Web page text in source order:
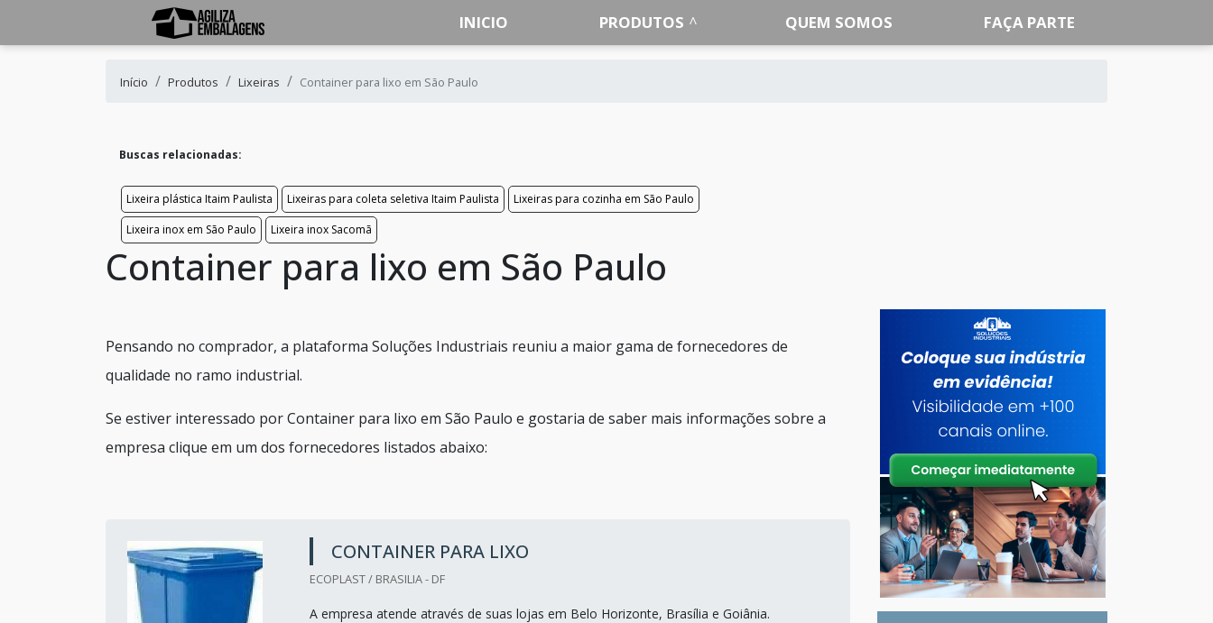
INICIO PRODUTOS QUEM SOMOS FAÇA PARTE
Início Produtos Lixeiras Container para lixo em São Paulo
Buscas relacionadas:
Lixeira plástica Itaim Paulista Lixeiras para coleta seletiva Itaim Paulista
Lixeiras para cozinha em São Paulo
Lixeira inox em São Paulo
Lixeira inox Sacomã
Container para lixo em São Paulo
Pensando no comprador, a plataforma Soluções Industriais reuniu a maior gama de fornecedores de
qualidade no ramo industrial.
Se estiver interessado por Container para lixo em São Paulo e gostaria de saber mais informações sobre a
empresa clique em um dos fornecedores listados abaixo:
CONTAINER PARA LIXO
ECOPLAST / BRASILIA - DF
A empresa atende através de suas lojas em Belo Horizonte, Brasília e Goiânia.